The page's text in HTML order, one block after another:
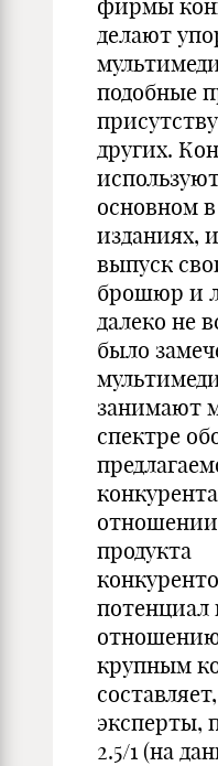
фирмы
делают
подобные
других.
основном
изданиях,
выпуск
брошюр и
далеко не
было
занимают
спектре
отношении
продукта
крупным
эксперты,
2.5/1 (на